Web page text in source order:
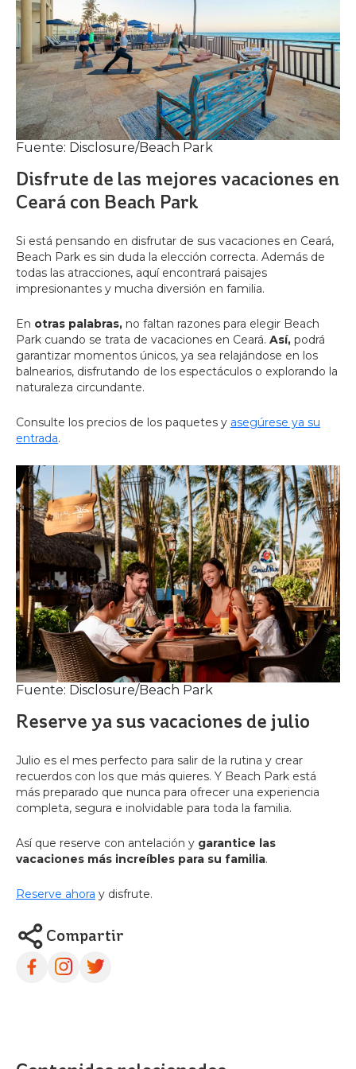
Fuente: Disclosure/Beach Park
Disfrute de las mejores vacaciones en
Ceará con Beach Park
Si está pensando en disfrutar de sus vacaciones en Ceará,
Beach Park es sin duda la elección correcta. Además de
todas las atracciones, aquí encontrará paisajes
impresionantes y mucha diversión en familia.
En otras palabras, no faltan razones para elegir Beach
Park cuando se trata de vacaciones en Ceará. Así, podrá
garantizar momentos únicos, ya sea relajándose en los
balnearios, disfrutando de los espectáculos o explorando la
naturaleza circundante.
Consulte los precios de los paquetes y asegúrese ya su
entrada.
Fuente: Disclosure/Beach Park
Reserve ya sus vacaciones de julio
Julio es el mes perfecto para salir de la rutina y crear
recuerdos con los que más quieres. Y Beach Park está
más preparado que nunca para ofrecer una experiencia
completa, segura e inolvidable para toda la familia.
Así que reserve con antelación y garantice las
vacaciones más increíbles para su familia.
Reserve ahora y disfrute.
Compartir